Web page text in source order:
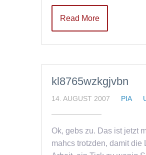
Read More
kl8765wzkgjvbn
14. AUGUST 2007 PIA
Ok, gebs zu. Das ist jetzt
mahcs trotzden, damit die